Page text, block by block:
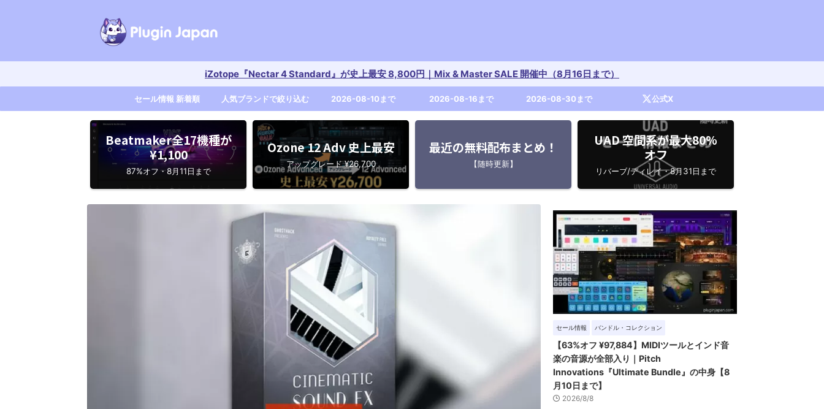
iZotope『Nectar 4 Standard』が史上最安 8,800円｜Mix & Master SALE 開催中（8月16日まで）
セール情報 新着順 人気ブランドで絞り込む 2026-08-10まで 2026-08-16まで 2026-08-30まで 公式X
Beatmaker全17機種が
¥1,100
87%オフ・8月11日まで
Ozone 12 Adv 史上最安
アップグレード ¥26,700
最近の無料配布まとめ！
【随時更新】
UAD 空間系が最大80%
オフ
リバーブ/ディレイ・8月31日まで
セール情報 バンドル・コレクション
【63%オフ ¥97,884】MIDIツールとインド音
楽の音源が全部入り｜Pitch
Innovations『Ultimate Bundle』の中身【8
月10日まで】
2026/8/8